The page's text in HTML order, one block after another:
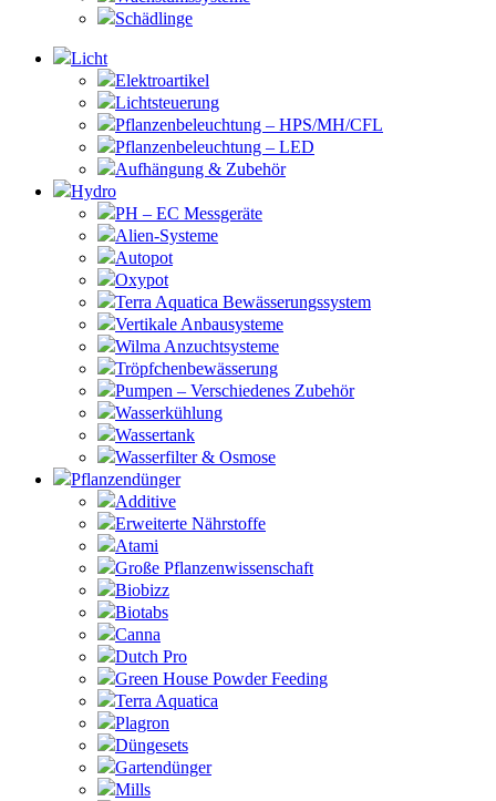
Schädlinge
Licht
Elektroartikel
Lichtsteuerung
Pflanzenbeleuchtung – HPS/MH/CFL
Pflanzenbeleuchtung – LED
Aufhängung & Zubehör
Hydro
PH – EC Messgeräte
Alien-Systeme
Autopot
Oxypot
Terra Aquatica Bewässerungssystem
Vertikale Anbausysteme
Wilma Anzuchtsysteme
Tröpfchenbewässerung
Pumpen – Verschiedenes Zubehör
Wasserkühlung
Wassertank
Wasserfilter & Osmose
Pflanzendünger
Additive
Erweiterte Nährstoffe
Atami
Große Pflanzenwissenschaft
Biobizz
Biotabs
Canna
Dutch Pro
Green House Powder Feeding
Terra Aquatica
Plagron
Düngesets
Gartendünger
Mills